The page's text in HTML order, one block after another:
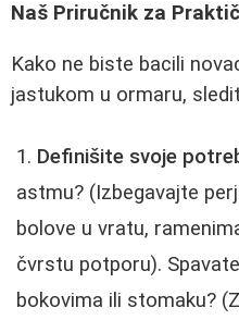
Naš Priručnik za
Kako ne biste bacili
jastukom u ormaru,
Definišite svoje
astmu? (Izbegavajte
bolove u vratu,
čvrstu potporu).
bokovima ili stomaku?